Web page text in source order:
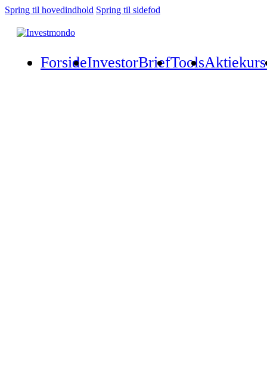
Spring til hovedindhold Spring til sidefod
ForsideInvestorBriefTools